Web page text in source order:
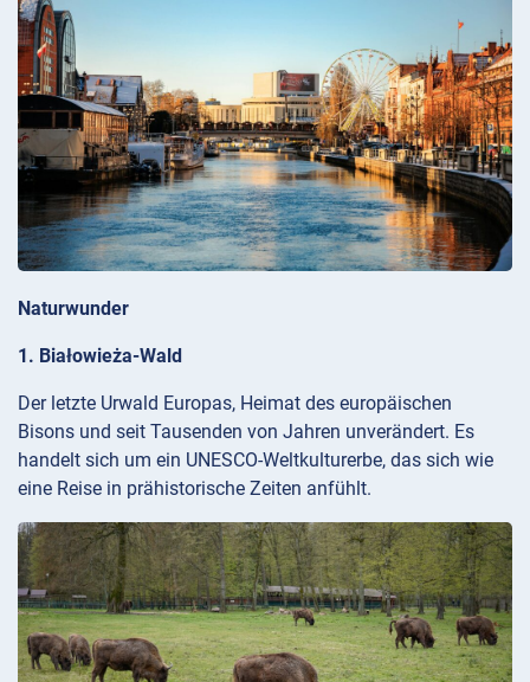
Naturwunder
1. Białowieża-Wald
Der letzte Urwald Europas, Heimat des europäischen
Bisons und seit Tausenden von Jahren unverändert. Es
handelt sich um ein UNESCO-Weltkulturerbe, das sich wie
eine Reise in prähistorische Zeiten anfühlt.